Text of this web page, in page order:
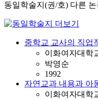
동일학술지(권/호) 다른 논
중학교 교사의 직업
이화여자대학
박영순
1992
자연교과 내용과 아
이화여자대학